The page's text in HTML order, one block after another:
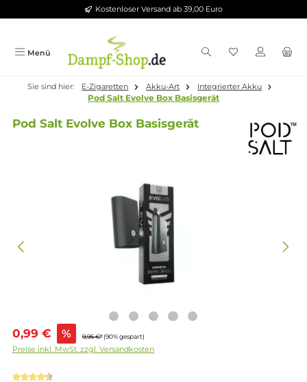
Zum Hauptinhalt springenKostenloser Versand ab 39,00 Euro
Menü
E-Zigaretten Akku-Art
0,99 €